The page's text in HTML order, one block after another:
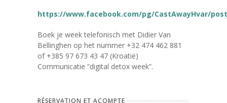
https://www.facebook.com/pg/CastAwayHvar/
Boek je week telefonisch met Didier Van
Bellinghen op het nummer +32 474 462 881
of +385 97 673 43 47 (Kroatië)
Communicatie “digital detox week”.
RÉSERVATION ET ACOMPTE